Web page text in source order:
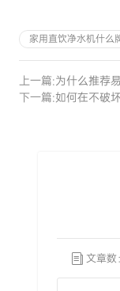
家用直饮净水机什么
上一篇:为什么推荐易开
下一篇:如何在不破
文章